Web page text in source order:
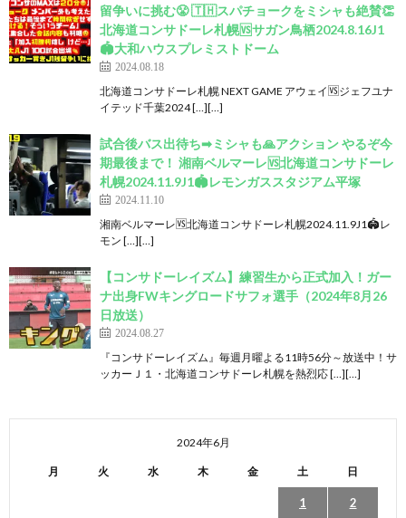
留争いに挑む😤 🇹🇭スパチョークをミシャも絶賛👏
北海道コンサドーレ札幌🆚サガン鳥栖2024.8.16J1
🏟️大和ハウスプレミストドーム
2024.08.18
北海道コンサドーレ札幌 NEXT GAME アウェイ🆚ジェフユナ
イテッド千葉2024 […][…]
試合後バス出待ち➡︎ミシャも🙏アクション やるぞ今
期最後まで！ 湘南ベルマーレ🆚北海道コンサドーレ
札幌2024.11.9J1🏟レモンガススタジアム平塚
2024.11.10
湘南ベルマーレ🆚北海道コンサドーレ札幌2024.11.9J1🏟レ
モン […][…]
【コンサドーレイズム】練習生から正式加入！ガー
ナ出身FWキングロードサフォ選手（2024年8月26
日放送）
2024.08.27
『コンサドーレイズム』毎週月曜よる11時56分～放送中！サ
ッカーＪ１・北海道コンサドーレ札幌を熱烈応 […][…]
2024年6月
月 火 水 木 金 土 日
1 2